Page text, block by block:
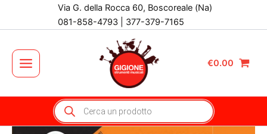
Via G. della Rocca 60, Boscoreale (Na)
081-858-4793 | 377-379-7165
Main
Menu
€0.00
Products
search